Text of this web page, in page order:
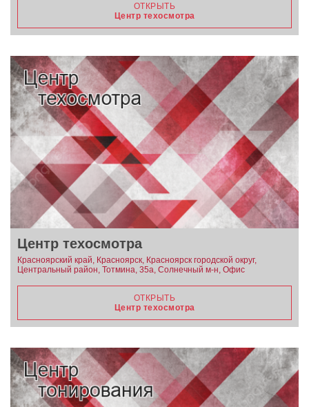
ОТКРЫТЬ
Центр техосмотра
Центр техосмотра
Красноярский край, Красноярск, Красноярск городской округ,
Центральный район, Тотмина, 35а, Солнечный м-н, Офис
ОТКРЫТЬ
Центр техосмотра